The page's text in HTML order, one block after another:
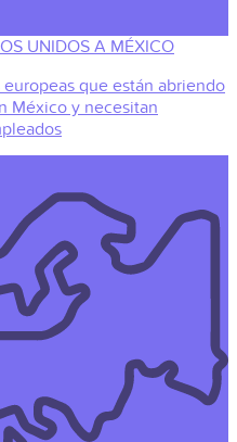
UNIDOS A MÉXICO
europeas que están abriendo
México y necesitan